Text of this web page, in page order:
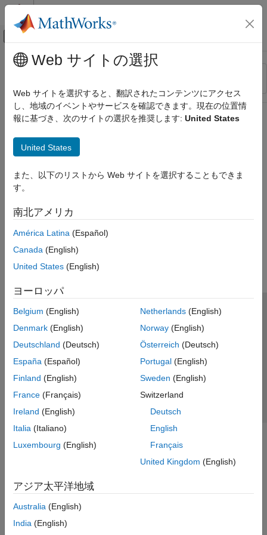
コンテンツへスキップ
オフキャンバス ナビゲーション メ
リソース
ステータス
メインコンテンツ
Web サイトの選択
Web サイトを選択すると、翻訳されたコンテンツにアクセス
し、地域のイベントやサービスを確認できます。現在の位置情
報に基づき、次のサイトの選択を推奨します: United States
United States
また、以下のリストから Web サイトを選択することもできま
す。
南北アメリカ
América Latina (Español)
Canada (English)
United States (English)
ヨーロッパ
Belgium (English)
Denmark (English)
Deutschland (Deutsch)
España (Español)
Finland (English)
France (Français)
Ireland (English)
Italia (Italiano)
Luxembourg (English)
Netherlands(English)
Norway(English)
Österreich (Deutsch)
Portugal(English)
Sweden (English)
Switzerland
Deutsch
English
Français
United Kingdom (English)
アジア太平洋地域
Australia (English)
India (English)
トラストセンター
プライバシー ポリシー
違法コピー防止
アプリケーション ステータス
© 1994-2026 The MathWorks, Inc.